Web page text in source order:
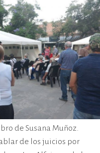
de Susana Muñoz.
de los juicios por